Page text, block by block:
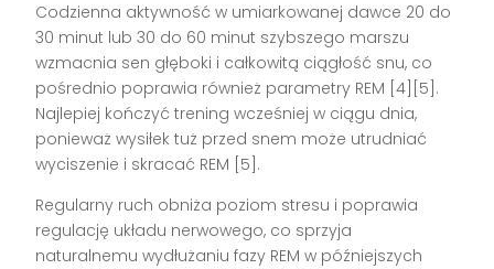
Codzienna aktywność w umiarkowanej dawce 20 do
30 minut lub 30 do 60 minut szybszego marszu
wzmacnia sen głęboki i całkowitą ciągłość snu, co
pośrednio poprawia również parametry REM [4][5].
Najlepiej kończyć trening wcześniej w ciągu dnia,
ponieważ wysiłek tuż przed snem może utrudniać
wyciszenie i skracać REM [5].
Regularny ruch obniża poziom stresu i poprawia
regulację układu nerwowego, co sprzyja
naturalnemu wydłużaniu fazy REM w późniejszych